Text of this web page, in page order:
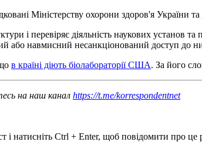
Міністерству охорони здоров'я України
і перевіряє діяльність наукових установ
або навмисний несанкціонований доступ до
в країні діють біолабораторії США. За його
на наш канал https://t.me/korrespondentnet
і натисніть Ctrl + Enter, щоб повідомити про це